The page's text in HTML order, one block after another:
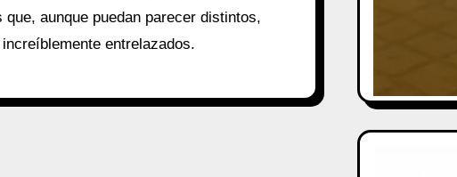
que, aunque puedan parecer distintos,
entrelazados.